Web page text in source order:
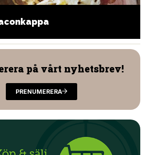
på vårt nyhetsbrev!
PRENUMERERA